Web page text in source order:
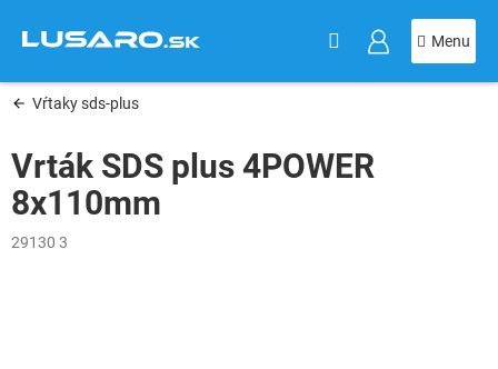
obsah
Vŕtaky sds-plus
Vrták SDS plus 4POWER
8x110mm
29130 3